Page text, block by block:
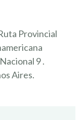
Provincial
9 .
Aires.